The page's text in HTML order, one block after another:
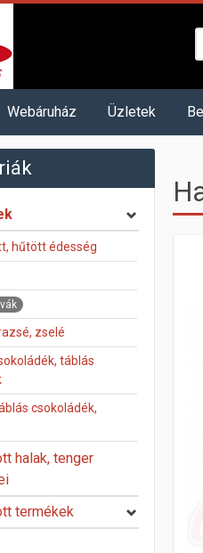
Webáruház Üzletek
hűtött édesség
zselé
táblás
csokoládék,
halak, tenger
termékek